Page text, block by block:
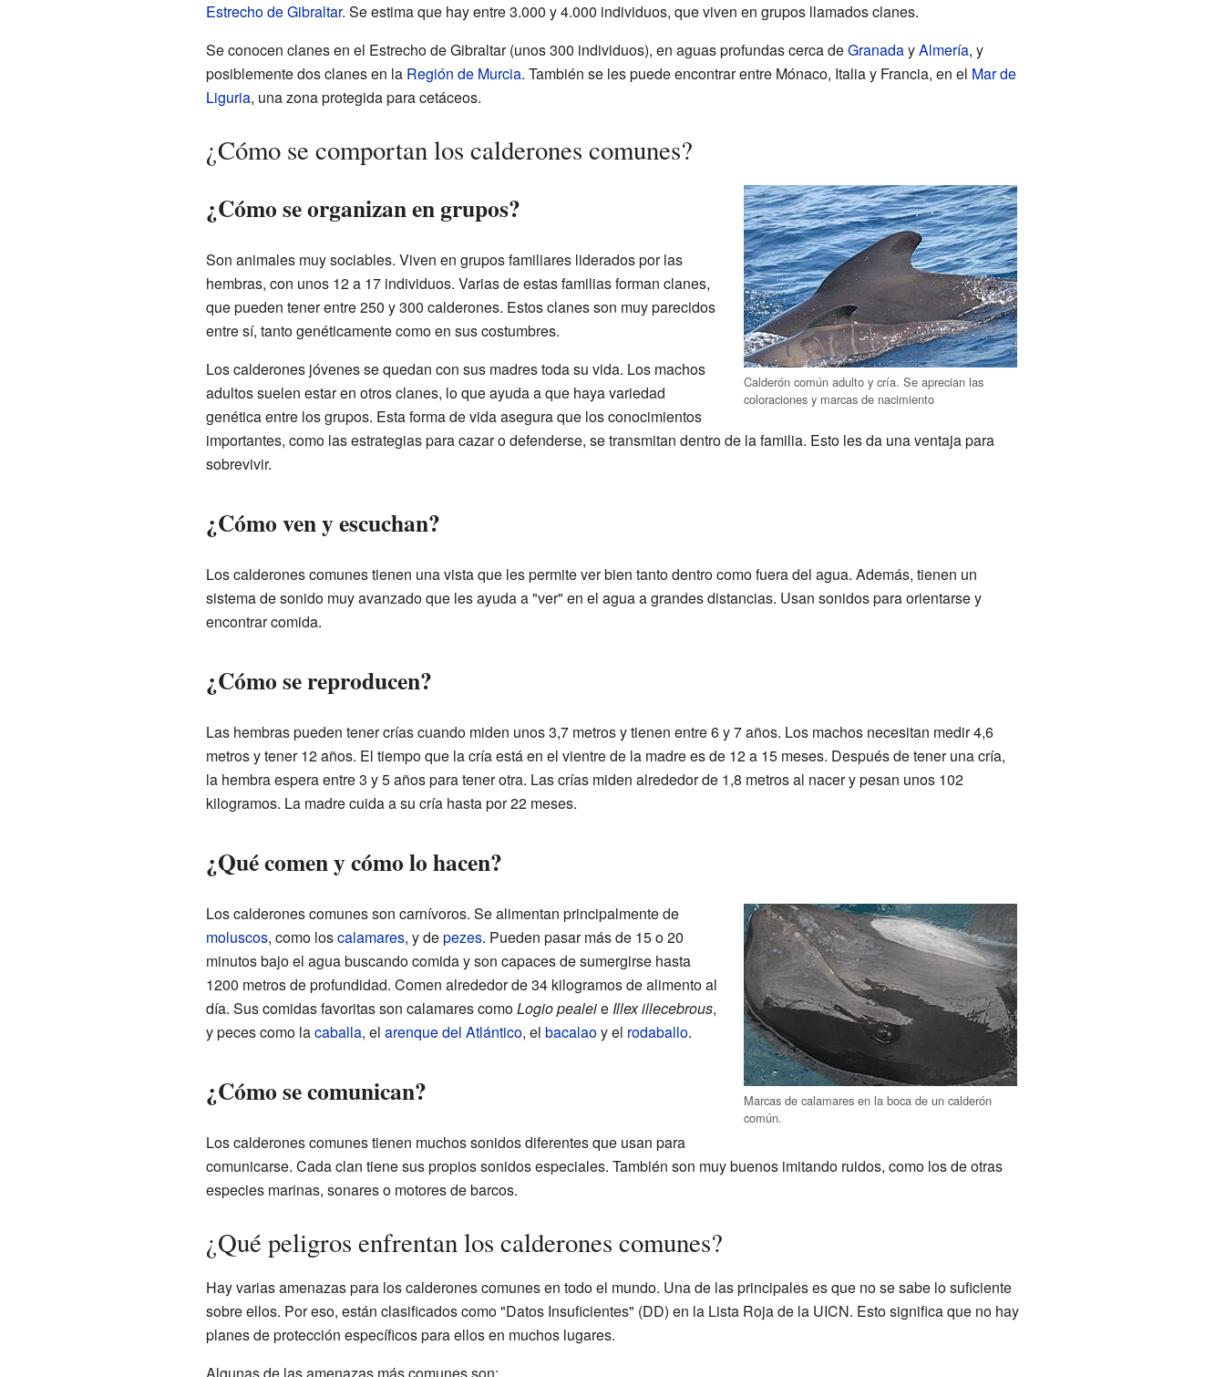
Estrecho de Gibraltar. Se estima que hay entre 3.000 y 4.000 individuos, que viven en grupos llamados clanes.
Se conocen clanes en el Estrecho de Gibraltar (unos 300 individuos), en aguas profundas cerca deGranadayAlmería, y
posiblemente dos clanes en la Región de Murcia. También se les puede encontrar entre Mónaco, Italia y Francia, en el Mar de
Liguria, una zona protegida para cetáceos.
¿Cómo se comportan los calderones comunes?
Calderón común adulto y cría. Se aprecian las
coloraciones y marcas de nacimiento
¿Cómo se organizan en grupos?
Son animales muy sociables. Viven en grupos familiares liderados por las
hembras, con unos 12 a 17 individuos. Varias de estas familias forman clanes,
que pueden tener entre 250 y 300 calderones. Estos clanes son muy parecidos
entre sí, tanto genéticamente como en sus costumbres.
Los calderones jóvenes se quedan con sus madres toda su vida. Los machos
adultos suelen estar en otros clanes, lo que ayuda a que haya variedad
genética entre los grupos. Esta forma de vida asegura que los conocimientos
importantes, como las estrategias para cazar o defenderse, se transmitan dentro de la familia. Esto les da una ventaja para
sobrevivir.
¿Cómo ven y escuchan?
Los calderones comunes tienen una vista que les permite ver bien tanto dentro como fuera del agua. Además, tienen un
sistema de sonido muy avanzado que les ayuda a "ver" en el agua a grandes distancias. Usan sonidos para orientarse y
encontrar comida.
¿Cómo se reproducen?
Las hembras pueden tener crías cuando miden unos 3,7 metros y tienen entre 6 y 7 años. Los machos necesitan medir 4,6
metros y tener 12 años. El tiempo que la cría está en el vientre de la madre es de 12 a 15 meses. Después de tener una cría,
la hembra espera entre 3 y 5 años para tener otra. Las crías miden alrededor de 1,8 metros al nacer y pesan unos 102
kilogramos. La madre cuida a su cría hasta por 22 meses.
¿Qué comen y cómo lo hacen?
Marcas de calamares en la boca de un calderón
común.
Los calderones comunes son carnívoros. Se alimentan principalmente de
moluscos, como loscalamares, y depezes. Pueden pasar más de 15 o 20
minutos bajo el agua buscando comida y son capaces de sumergirse hasta
1200 metros de profundidad. Comen alrededor de 34 kilogramos de alimento al
día. Sus comidas favoritas son calamares comoLogio pealeie Illex illecebrous,
y peces como lacaballa, el arenque del Atlántico, el bacalaoy el rodaballo.
¿Cómo se comunican?
Los calderones comunes tienen muchos sonidos diferentes que usan para
comunicarse. Cada clan tiene sus propios sonidos especiales. También son muy buenos imitando ruidos, como los de otras
especies marinas, sonares o motores de barcos.
¿Qué peligros enfrentan los calderones comunes?
Hay varias amenazas para los calderones comunes en todo el mundo. Una de las principales es que no se sabe lo suficiente
sobre ellos. Por eso, están clasificados como "Datos Insuficientes" (DD) en la Lista Roja de la UICN. Esto significa que no hay
planes de protección específicos para ellos en muchos lugares.